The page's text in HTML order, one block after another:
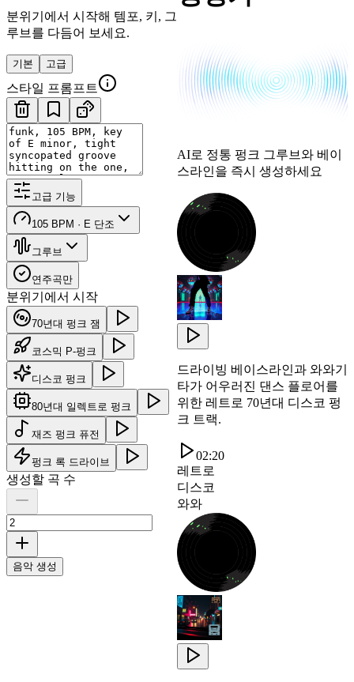
분위기에서 시작해 템포, 키, 그
루브를 다듬어 보세요.
기본 고급
스타일 프롬프트
고급 기능
105 BPM · E 단조
그루브
연주곡만
분위기에서 시작
70년대 펑크 잼
코스믹 P-펑크
디스코 펑크
80년대 일렉트로 펑크
재즈 펑크 퓨전
펑크 록 드라이브
생성할 곡 수
음악 생성
AI로 정통 펑크 그루브와 베이
스라인을 즉시 생성하세요
드라이빙 베이스라인과 와와기
타가 어우러진 댄스 플로어를
위한 레트로 70년대 디스코 펑
크 트랙.
02:20
레트로
디스코
와와